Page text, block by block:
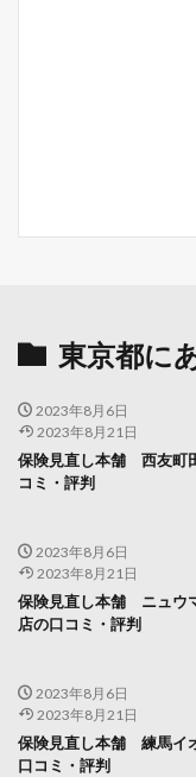
東京都に
2023年8月6日
2023年8月21日
保険見直し本舗 西友町
コミ・評判
2023年8月6日
2023年8月21日
保険見直し本舗 ニュウ
店の口コミ・評判
2023年8月6日
2023年8月21日
保険見直し本舗 練馬イ
口コミ・評判